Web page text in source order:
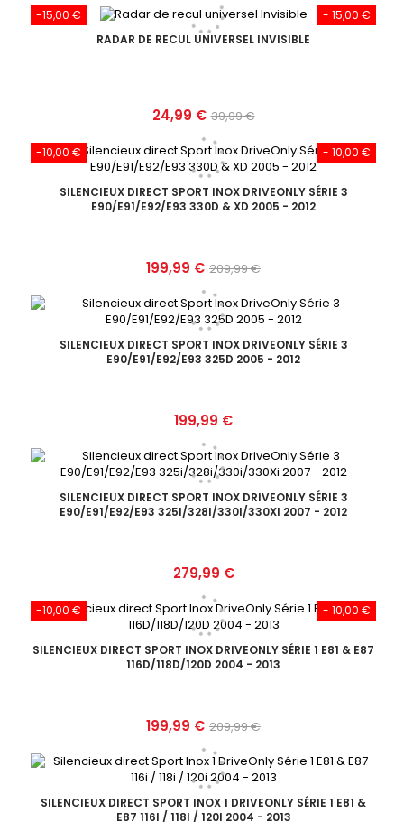
base
- 15,00 €
-15,00 €
RADAR DE RECUL UNIVERSEL INVISIBLE
Prix
24,99 € Prix
de
base
39,99 €
- 10,00 €
-10,00 €
SILENCIEUX DIRECT SPORT INOX DRIVEONLY SÉRIE 3
E90/E91/E92/E93 330D & XD 2005 - 2012
Prix
199,99 € Prix
de
base
209,99 €
SILENCIEUX DIRECT SPORT INOX DRIVEONLY SÉRIE 3
E90/E91/E92/E93 325D 2005 - 2012
Prix
199,99 €
SILENCIEUX DIRECT SPORT INOX DRIVEONLY SÉRIE 3
E90/E91/E92/E93 325I/328I/330I/330XI 2007 - 2012
Prix
279,99 €
- 10,00 €
-10,00 €
SILENCIEUX DIRECT SPORT INOX DRIVEONLY SÉRIE 1 E81 & E87
116D/118D/120D 2004 - 2013
Prix
199,99 € Prix
de
base
209,99 €
SILENCIEUX DIRECT SPORT INOX 1 DRIVEONLY SÉRIE 1 E81 &
E87 116I / 118I / 120I 2004 - 2013